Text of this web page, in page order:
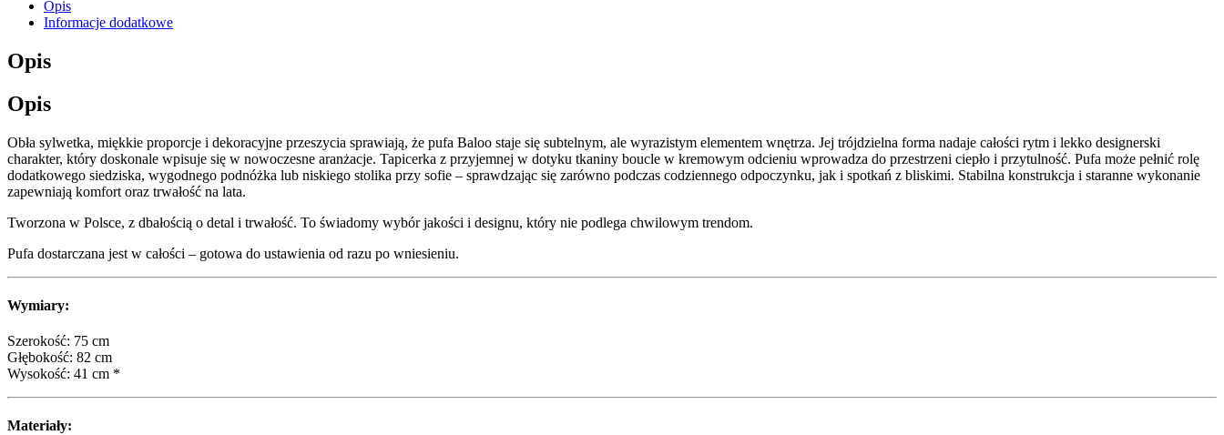
Opis
Informacje dodatkowe
Opis
Opis
Obła sylwetka, miękkie proporcje i dekoracyjne przeszycia sprawiają, że pufa Baloo staje się subtelnym, ale wyrazistym elementem wnętrza. Jej trójdzielna forma nadaje całości rytm i lekko designerski
charakter, który doskonale wpisuje się w nowoczesne aranżacje. Tapicerka z przyjemnej w dotyku tkaniny boucle w kremowym odcieniu wprowadza do przestrzeni ciepło i przytulność. Pufa może pełnić rolę
dodatkowego siedziska, wygodnego podnóżka lub niskiego stolika przy sofie – sprawdzając się zarówno podczas codziennego odpoczynku, jak i spotkań z bliskimi. Stabilna konstrukcja i staranne wykonanie
zapewniają komfort oraz trwałość na lata.
Tworzona w Polsce, z dbałością o detal i trwałość. To świadomy wybór jakości i designu, który nie podlega chwilowym trendom.
Pufa dostarczana jest w całości – gotowa do ustawienia od razu po wniesieniu.
Wymiary:
Szerokość: 75 cm
Głębokość: 82 cm
Wysokość: 41 cm *
Materiały: